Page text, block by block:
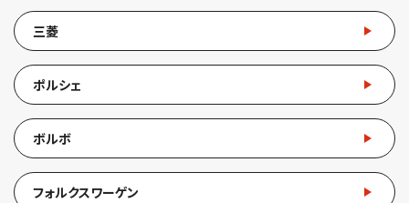
三菱
ポルシェ
ボルボ
フォルクスワーゲン